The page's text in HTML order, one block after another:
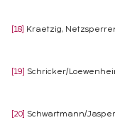
[18] Kraetzig, Netzsperren
[19] Schricker/
[20] Schwartmann/